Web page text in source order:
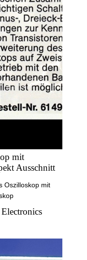
mit
Ausschnitt
Oszilloskop mit